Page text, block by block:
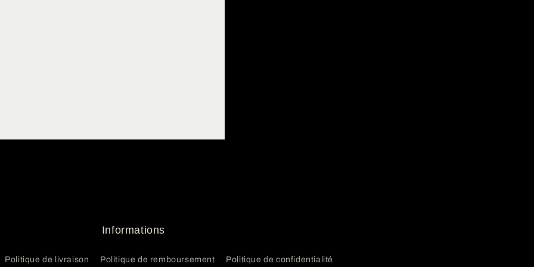
Informations
Politique de livraison Politique de remboursement Politique de confidentialité